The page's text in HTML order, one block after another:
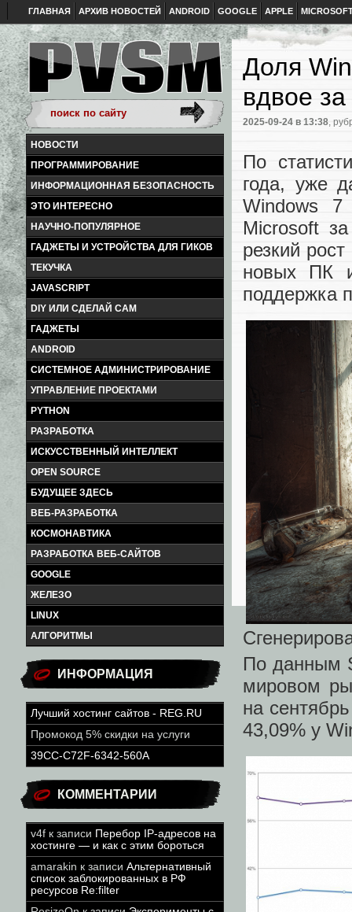
ГЛАВНАЯ АРХИВ НОВОСТЕЙ ANDROID GOOGLE APPLE
НОВОСТИ
ПРОГРАММИРОВАНИЕ
ИНФОРМАЦИОННАЯ БЕЗОПАСНОСТЬ
ЭТО ИНТЕРЕСНО
НАУЧНО-ПОПУЛЯРНОЕ
ГАДЖЕТЫ И УСТРОЙСТВА ДЛЯ ГИКОВ
ТЕКУЧКА
JAVASCRIPT
DIY ИЛИ СДЕЛАЙ САМ
ГАДЖЕТЫ
ANDROID
СИСТЕМНОЕ АДМИНИСТРИРОВАНИЕ
УПРАВЛЕНИЕ ПРОЕКТАМИ
PYTHON
РАЗРАБОТКА
ИСКУССТВЕННЫЙ ИНТЕЛЛЕКТ
OPEN SOURCE
БУДУЩЕЕ ЗДЕСЬ
ВЕБ-РАЗРАБОТКА
КОСМОНАВТИКА
РАЗРАБОТКА ВЕБ-САЙТОВ
GOOGLE
ЖЕЛЕЗО
LINUX
АЛГОРИТМЫ
ИНФОРМАЦИЯ
Лучший хостинг сайтов - REG.RU
Промокод 5% скидки на услуги
39CC-C72F-6342-560A
КОММЕНТАРИИ
v4f к записи Перебор IP-адресов на
хостинге — и как с этим бороться
amarakin к записи Альтернативный
список заблокированных в РФ
ресурсов Re:filter
Доля
вдвое
2025-09-24 в 13:38,
По
года, уже
Windows
Microsoft
резкий
новых ПК
поддержка
По данным
мировом
на
43,09% у